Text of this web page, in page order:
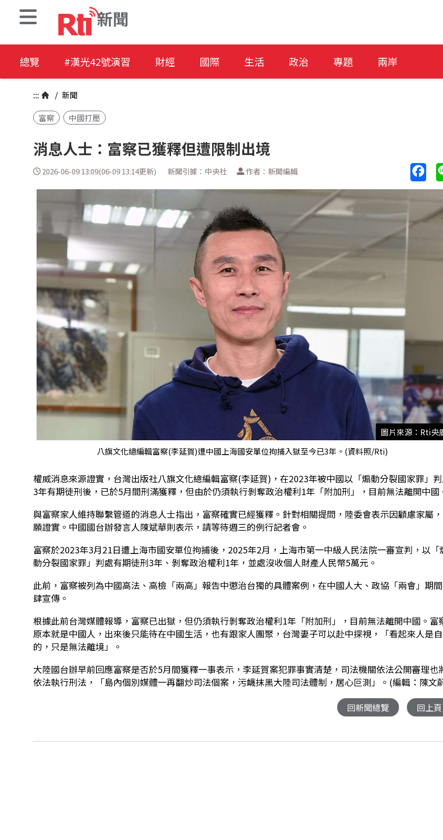
新聞
總覽 #漢光42號演習 財經 國際 生活 政治 專題 兩岸
::: / 新聞
富察
中國打壓
消息人士：富察已獲釋但遭限制出境
2026-06-09 13:09(06-09 13:14更新) 新聞引據：中央社 作者：新聞編輯
圖片來源：Rti央
八旗文化總編輯富察(李延賀)遭中國上海國安單位拘捕入獄至今已3年。(資料照/Rti)
權威消息來源證實，台灣出版社八旗文化總編輯富察(李延賀)，在2023年被中國以「煽動分裂國家罪」
3年有期徒刑後，已於5月間刑滿獲釋，但由於仍須執行剝奪政治權利1年「附加刑」，目前無法離開中國
與富察家人維持聯繫管道的消息人士指出，富察確實已經獲釋。針對相關提問，陸委會表示因顧慮家屬
願證實。中國國台辦發言人陳斌華則表示，請等待週三的例行記者會。
富察於2023年3月21日遭上海市國安單位拘捕後，2025年2月，上海市第一中級人民法院一審宣判，以「
動分裂國家罪」判處有期徒刑3年、剝奪政治權利1年，並處沒收個人財產人民幣5萬元。
此前，富察被列為中國高法、高檢「兩高」報告中懲治台獨的具體案例，在中國人大、政協「兩會」期
肆宣傳。
根據此前台灣媒體報導，富察已出獄，但仍須執行剝奪政治權利1年「附加刑」，目前無法離開中國。富
原本就是中國人，出來後只能待在中國生活，也有跟家人團聚，台灣妻子可以赴中探視，「看起來人是
的，只是無法離境」。
大陸國台辦早前回應富察是否於5月間獲釋一事表示，李延賀案犯罪事實清楚，司法機關依法公開審理也
依法執行刑法，「島內個別媒體一再翻炒司法個案，污衊抹黑大陸司法體制，居心叵測」。(編輯：陳文
回新聞總覽 回上頁